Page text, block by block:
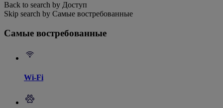
Back to search by Доступ
Skip search by Самые востребованные
Самые востребованные
Wi-Fi